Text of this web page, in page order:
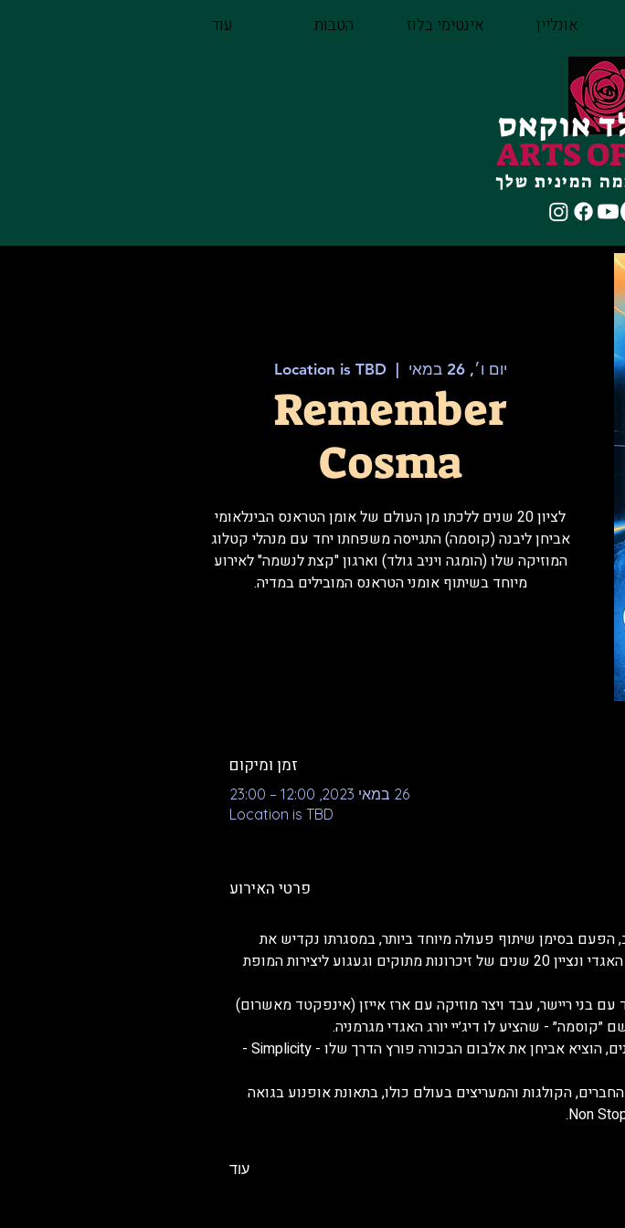
אונליין אינטימי בלוז הטבות עוד
אוקאס
ARTS
המינית שלך
יום ו׳, 26 במאי
  |
Location is TBD
Remember
Cosma
לציון 20 שנים ללכתו מן העולם של אומן הטראנס הבינלאומי
אביחן ליבנה (קוסמה) התגייסה משפחתו יחד עם מנהלי קטלוג
המוזיקה שלו (הומגה ויניב גולד) וארגון "קצת לנשמה" לאירוע
מיוחד בשיתוף אומני הטראנס המובילים במדיה.
זמן ומיקום
26 במאי 2023, 12:00 – 23:00
Location is TBD
פרטי האירוע
בסימן שיתוף פעולה מיוחד ביותר, במסגרתו נקדיש את
המפגש הקרוב לזיכרו של אביחן ליבנה א.ק.א "קוסמה" (Cosma) האגדי ונציין 20 שנים של זיכרונות מתוקים וגעגוע ליצירות המופת
בני ריישר, עבד ויצר מוזיקה עם ארז אייזן (אינפקטד מאשרום)
- שהציע לו דיג׳יי יורג האגדי מגרמניה.
לאחר מספר סינגלים וטראקים מפוארים ומדהימים באוספים שונים, הוציא אביחן את אלבום הבכורה פורץ הדרך שלו - Simplicity -
הקולגות והמעריצים בעולם כולו, בתאונת אופנוע בגואה
עוד